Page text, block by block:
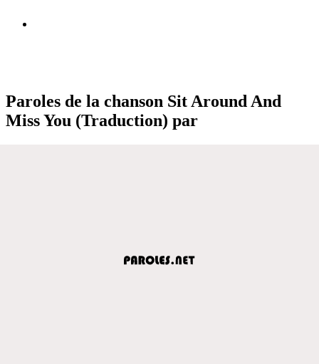
Paroles de la chanson Sit Around And
Miss You (Traduction) par